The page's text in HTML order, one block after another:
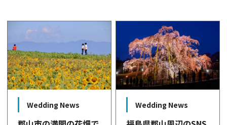
Wedding News Wedding News